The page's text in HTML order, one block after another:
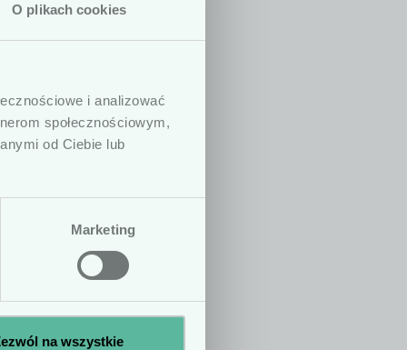
O plikach cookies
i analizować
społecznościowym,
od Ciebie lub
Marketing
na wszystkie
W
prowadzących
Podkreślamy,
zaleceń
Tak